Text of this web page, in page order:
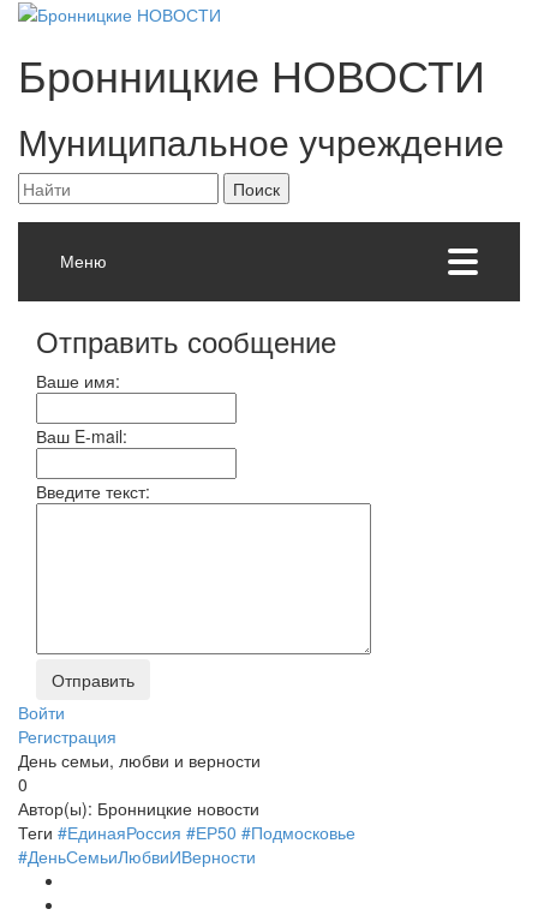
Бронницкие НОВОСТИ
Муниципальное учреждение
Меню
Отправить сообщение
Ваше имя:
Ваш E-mail:
Введите текст:
Войти
Регистрация
День семьи, любви и верности
0
Автор(ы): Бронницкие новости
Теги #ЕдинаяРоссия #ЕР50 #Подмосковье
#ДеньСемьиЛюбвиИВерности